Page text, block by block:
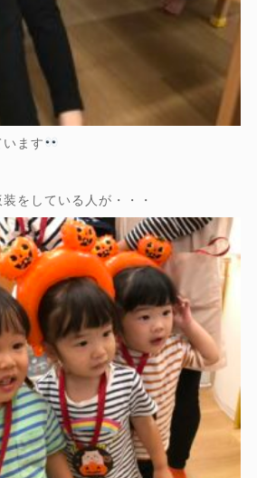
ます
をしている人が・・・